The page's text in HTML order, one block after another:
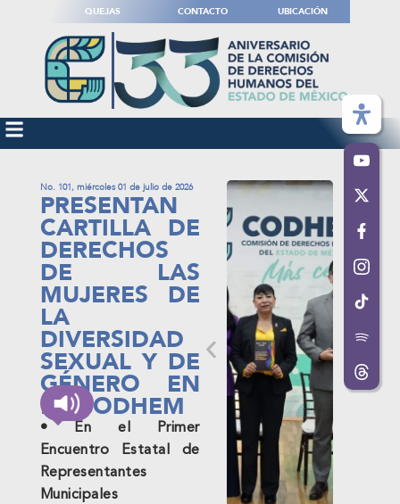
QUEJAS CONTACTO UBICACIÓN
No. 101, miércoles 01 de julio de 2026
PRESENTAN
CARTILLA DE
DERECHOS
DE LAS
MUJERES DE
LA
DIVERSIDAD
SEXUAL Y DE
GÉNERO EN
LA CODHEM
• En el Primer
Encuentro Estatal de
Representantes
Municipales